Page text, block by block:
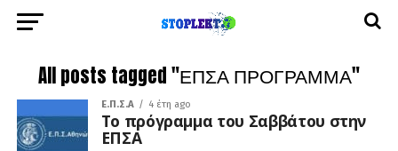
All posts tagged "ΕΠΣΑ ΠΡΟΓΡΑΜΜΑ"
Ε.Π.Σ.Α 4 έτη ago
Το πρόγραμμα του Σαββάτου στην
ΕΠΣΑ